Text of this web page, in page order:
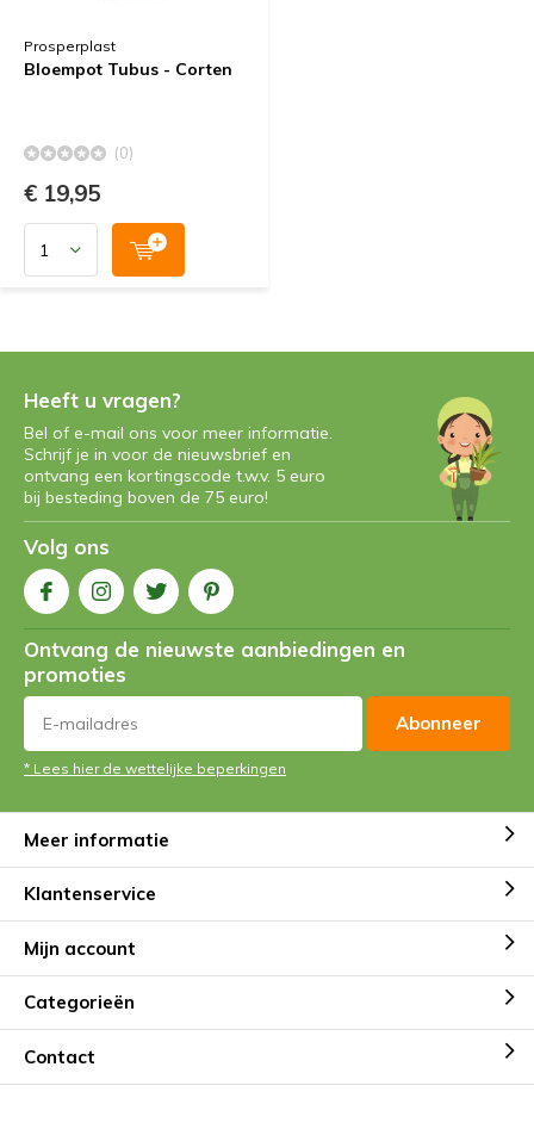
Prosperplast
Bloempot Tubus - Corten
(0)
€ 19,95
Heeft u vragen?
Bel of e-mail ons voor meer informatie.
Schrijf je in voor de nieuwsbrief en
ontvang een kortingscode t.w.v. 5 euro
bij besteding boven de 75 euro!
Volg ons
Ontvang de nieuwste aanbiedingen en
promoties
Abonneer
* Lees hier de wettelijke beperkingen
Meer informatie
Klantenservice
Mijn account
Categorieën
Contact